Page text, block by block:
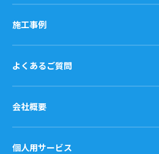
施工事例
よくあるご質問
会社概要
個人用サービス